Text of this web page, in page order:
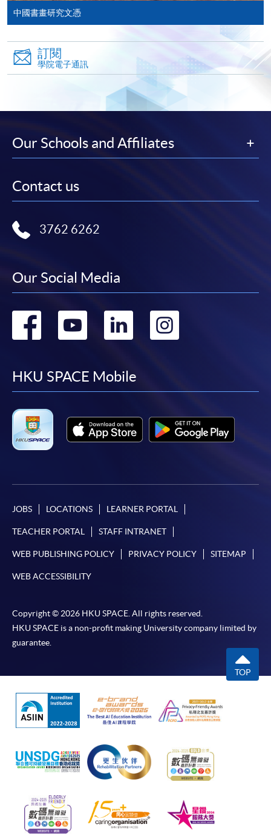
以支票退款；以信用卡繳交之款項，退款將直接退還
到支付款項時使用的信用卡戶口。
除本學院網頁所列明的學費外，個別課程或有其他額
外收費，詳情請聯絡有關學科職員。
學費及學額不得轉讓他人。一經取錄，學員不得轉讀
其他課程，惟學院對特殊情況，可酌情處理。轉讀申
請一經批准，學員須繳付港幣120元手續費。
人資料，概不負責。
若學員有意申請付款證明書，請把填妥之申請表、貼
每張收據申請費用為港幣30 元。支票抬頭註明「香
中國書畫研究文憑
訂閱
學院電子通訊
Our Schools and Affiliates
Contact us
3762 6262
Our Social Media
Go
facebook
Go
youtube
Go
linkedin
Go
HKU SPACE Mobile
JOBS LOCATIONS LEARNER PORTAL
TEACHER PORTAL STAFF INTRANET
WEB PUBLISHING POLICY PRIVACY POLICY SITEMAP
WEB ACCESSIBILITY
Copyright © 2026 HKU SPACE. All rights reserved.
HKU SPACE is a non-profit making University company limited by
guarantee.
TOP